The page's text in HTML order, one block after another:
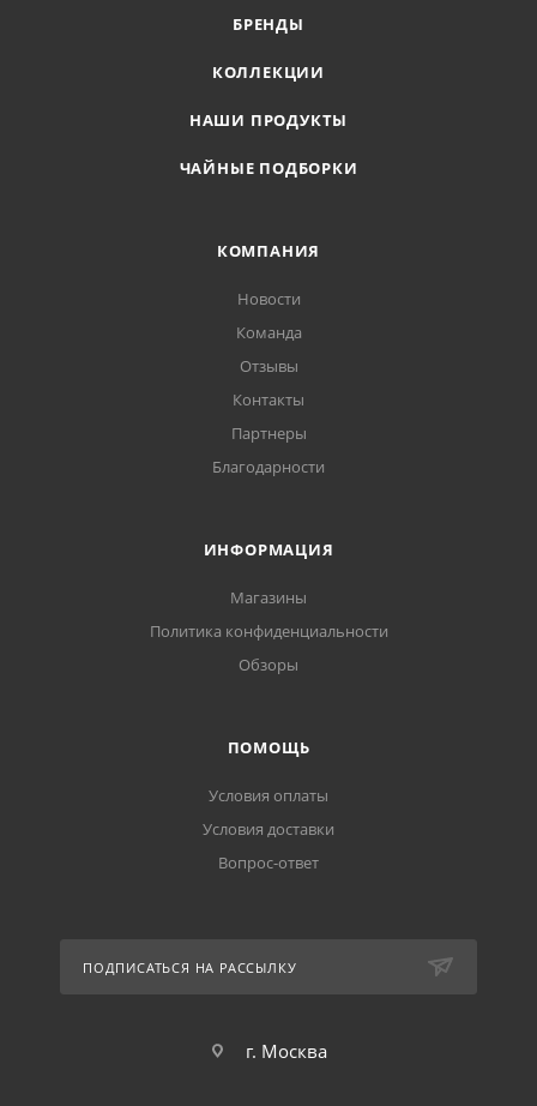
БРЕНДЫ
КОЛЛЕКЦИИ
НАШИ ПРОДУКТЫ
ЧАЙНЫЕ ПОДБОРКИ
КОМПАНИЯ
Новости
Команда
Отзывы
Контакты
Партнеры
Благодарности
ИНФОРМАЦИЯ
Магазины
Политика конфиденциальности
Обзоры
ПОМОЩЬ
Условия оплаты
Условия доставки
Вопрос-ответ
ПОДПИСАТЬСЯ НА РАССЫЛКУ
г. Москва